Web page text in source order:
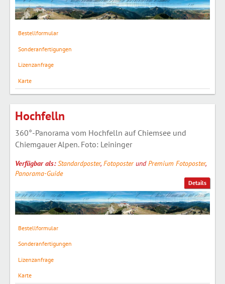
Bestellformular
Sonderanfertigungen
Lizenzanfrage
Karte
Details
Hochfelln
360°-Panorama vom Hochfelln auf Chiemsee und
Chiemgauer Alpen. Foto: Leininger
Verfügbar als:Standardposter, FotoposterundPremium Fotoposter,
Panorama-Guide
Bestellformular
Sonderanfertigungen
Lizenzanfrage
Karte